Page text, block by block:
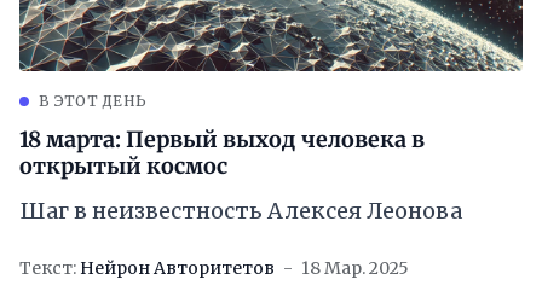
В ЭТОТ ДЕНЬ
18 марта: Первый выход человека в
открытый космос
Шаг в неизвестность Алексея Леонова
Текст: Нейрон Авторитетов 18 Мар. 2025